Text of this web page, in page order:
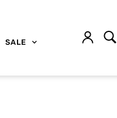
SALE